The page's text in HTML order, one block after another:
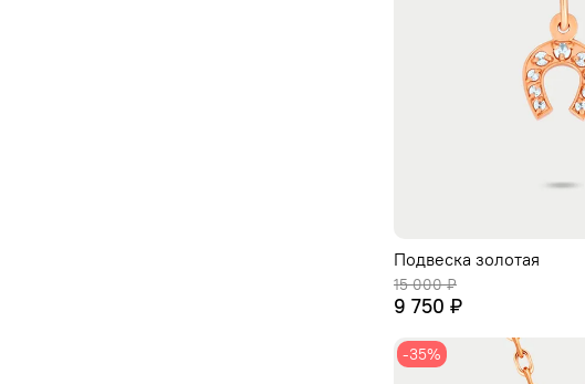
Подвеска золотая
15 000 ₽
9 750 ₽
-35%